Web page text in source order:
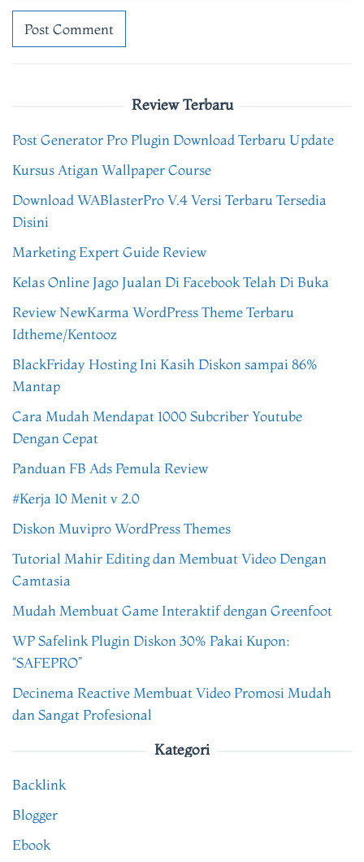
Review Terbaru
Post Generator Pro Plugin Download Terbaru Update
Kursus Atigan Wallpaper Course
Download WABlasterPro V.4 Versi Terbaru Tersedia
Disini
Marketing Expert Guide Review
Kelas Online Jago Jualan Di Facebook Telah Di Buka
Review NewKarma WordPress Theme Terbaru
Idtheme/Kentooz
BlackFriday Hosting Ini Kasih Diskon sampai 86%
Mantap
Cara Mudah Mendapat 1000 Subcriber Youtube
Dengan Cepat
Panduan FB Ads Pemula Review
#Kerja 10 Menit v 2.0
Diskon Muvipro WordPress Themes
Tutorial Mahir Editing dan Membuat Video Dengan
Camtasia
Mudah Membuat Game Interaktif dengan Greenfoot
WP Safelink Plugin Diskon 30% Pakai Kupon:
“SAFEPRO”
Decinema Reactive Membuat Video Promosi Mudah
dan Sangat Profesional
Kategori
Backlink
Blogger
Ebook